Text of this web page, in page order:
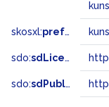
skosxl:prefLabel
sdo:sdLicense
sdo:sdPublisher